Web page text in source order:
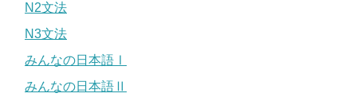
N2文法
N3文法
みんなの日本語Ⅰ
みんなの日本語Ⅱ